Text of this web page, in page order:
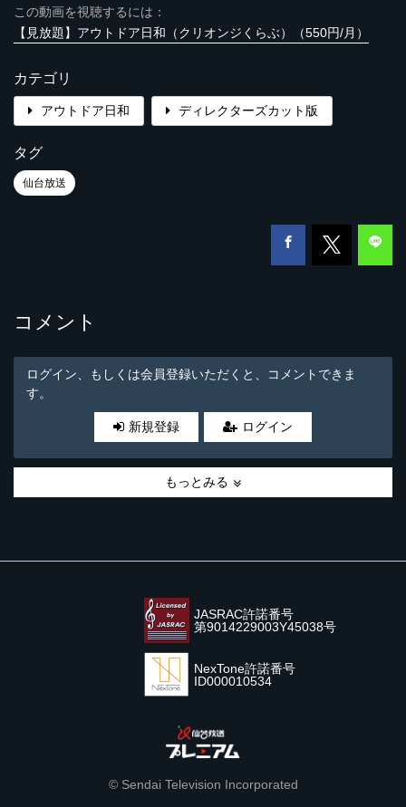
この動画を視聴するには：
【見放題】アウトドア日和（クリオンジくらぶ）（550円/月）
カテゴリ
アウトドア日和 ディレクターズカット版
タグ
仙台放送
コメント
ログイン、もしくは会員登録いただくと、コメントできま
す。
新規登録 ログイン
もっとみる
JASRAC許諾番号
第9014229003Y45038号
NexTone許諾番号
ID000010534
© Sendai Television Incorporated